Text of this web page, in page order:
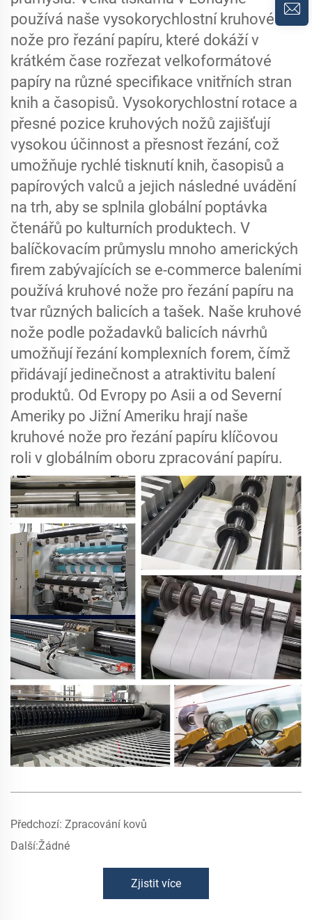
používá naše vysokorychlostní kruhové
nože pro řezání papíru, které dokáží v
krátkém čase rozřezat velkoformátové
papíry na různé specifikace vnitřních stran
knih a časopisů. Vysokorychlostní rotace a
přesné pozice kruhových nožů zajišťují
vysokou účinnost a přesnost řezání, což
umožňuje rychlé tisknutí knih, časopisů a
papírových valců a jejich následné uvádění
na trh, aby se splnila globální poptávka
čtenářů po kulturních produktech. V
balíčkovacím průmyslu mnoho amerických
firem zabývajících se e-commerce baleními
používá kruhové nože pro řezání papíru na
tvar různých balicích a tašek. Naše kruhové
nože podle požadavků balicích návrhů
umožňují řezání komplexních forem, čímž
přidávají jedinečnost a atraktivitu balení
produktů. Od Evropy po Asii a od Severní
Ameriky po Jižní Ameriku hrají naše
kruhové nože pro řezání papíru klíčovou
roli v globálním oboru zpracování papíru.
Předchozí: Zpracování kovů
Další:Žádné
Zjistit více